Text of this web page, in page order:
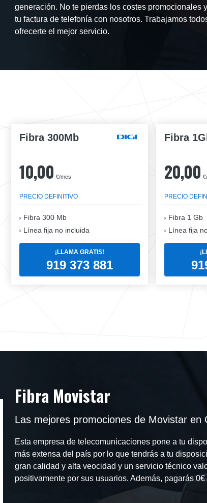
generación. No te pierdas los costes promocionales
tu factura de telefonía con nosotros. Trabajamos
ofrecerte el mejor servicio.
Fibra 300Mb
10,00 €/mes
PRECIO DEFINITIVO
Fibra 300 Mb
Línea fija no incluida
¡LLAMA GRATIS!
919 373 881
Fibra
20,00
PRECIO
Fibra 1 Gb
Línea fija
Fibra Movistar
Las mejores promociones de Movistar en
Esta empresa de telecomunicaciones pone a tu
más extensa del país por lo que tendrás a tu
gran calidad y alta veocidad y un servicio técnico
positivamente por sus usuarios. Además, pagarás